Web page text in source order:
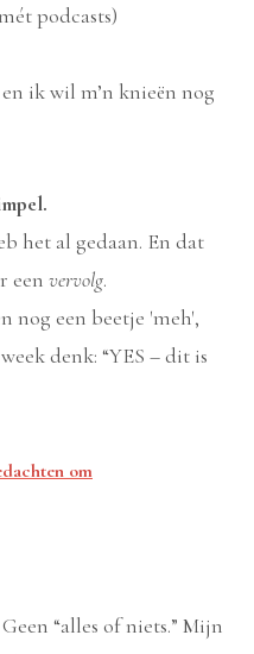
podcasts)
ik wil m’n knieën nog
het al gedaan. En dat
een vervolg.
nog een beetje 'meh',
denk: “YES – dit is
om
“alles of niets.” Mijn